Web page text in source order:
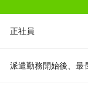
正社員
派遣勤務開始後、最